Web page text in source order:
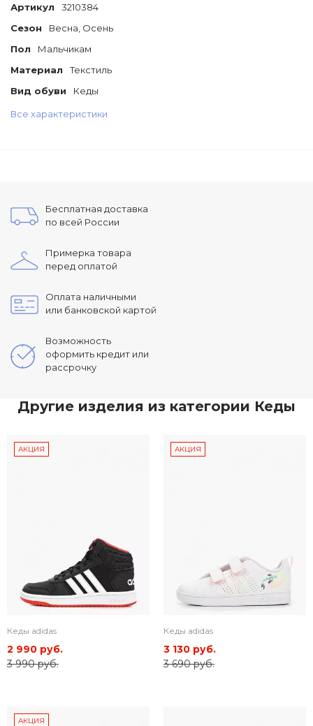
Артикул
3210384
Сезон
Весна, Осень
Пол
Мальчикам
Материал
Текстиль
Вид обуви
Кеды
Все характеристики
Бесплатная доставка
по всей России
Примерка товара
перед оплатой
Оплата наличными
или банковской картой
Возможность
оформить кредит или
рассрочку
Другие изделия из категории Кеды
АКЦИЯ
Кеды adidas
2 990 руб.
3 990 руб.
АКЦИЯ
Кеды adidas
3 130 руб.
3 690 руб.
АКЦИЯ